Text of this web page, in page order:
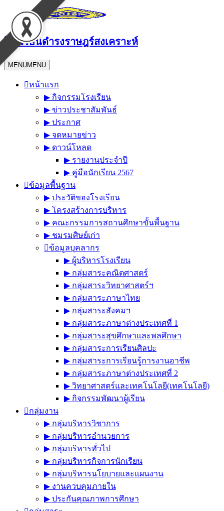
content
โรงเรียนดำรงราษฎร์สงเคราะห์
MENUMENU
หน้าแรก
▶︎ กิจกรรมโรงเรียน
▶︎ ข่าวประชาสัมพันธ์
▶︎ ประกาศ
▶︎ จดหมายข่าว
▶︎ ดาวน์โหลด
▶︎ รายงานประจำปี
▶︎ คู่มือนักเรียน 2567
ข้อมูลพื้นฐาน
▶︎ ประวัติของโรงเรียน
▶︎ โครงสร้างการบริหาร
▶︎ คณะกรรมการสถานศึกษาขั้นพื้นฐาน
▶︎ ชมรมศิษย์เก่า
ข้อมูลบุคลากร
▶︎ ผู้บริหารโรงเรียน
▶︎ กลุ่มสาระคณิตศาสตร์
▶︎ กลุ่มสาระวิทยาศาสตร์ฯ
▶︎ กลุ่มสาระภาษาไทย
▶︎ กลุ่มสาระสังคมฯ
▶︎ กลุ่มสาระภาษาต่างประเทศที่ 1
▶︎ กลุ่มสาระสุขศึกษาและพลศึกษา
▶︎ กลุ่มสาระการเรียนศิลปะ
▶︎ กลุ่มสาระการเรียนรู้การงานอาชีพ
▶︎ กลุ่มสาระภาษาต่างประเทศที่ 2
▶︎ วิทยาศาสตร์และเทคโนโลยี(เทคโนโลยี)
▶︎ กิจกรรมพัฒนาผู้เรียน
กลุ่มงาน
▶︎ กลุ่มบริหารวิชาการ
▶︎ กลุ่มบริหารอำนวยการ
▶︎ กลุ่มบริหารทั่วไป
▶︎ กลุ่มบริหารกิจการนักเรียน
▶︎ กลุ่มบริหารนโยบายและแผนงาน
▶︎ งานควบคุมภายใน
▶︎ ประกันคุณภาพการศึกษา